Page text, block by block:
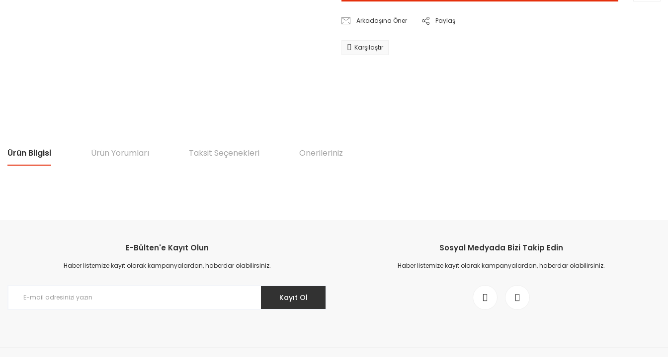
Arkadaşına Öner Paylaş
Karşılaştır
Ürün Bilgisi Ürün Yorumları Taksit Seçenekleri Önerileriniz
Ürün resmi kalitesiz, bozuk veya görüntülenemiyor.
Ürün açıklamasında eksik bilgiler bulunuyor.
E-Bülten'e Kayıt Olun
Haber listemize kayıt olarak kampanyalardan, haberdar olabilirsiniz.
Kayıt Ol
Sosyal Medyada Bizi Takip Edin
Haber listemize kayıt olarak kampanyalardan, haberdar olabilirsiniz.